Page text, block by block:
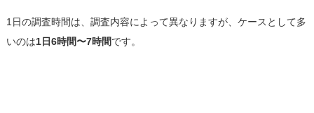
1日の調査時間は、調査内容によって異なりますが、ケースとして多
いのは1日6時間〜7時間です。